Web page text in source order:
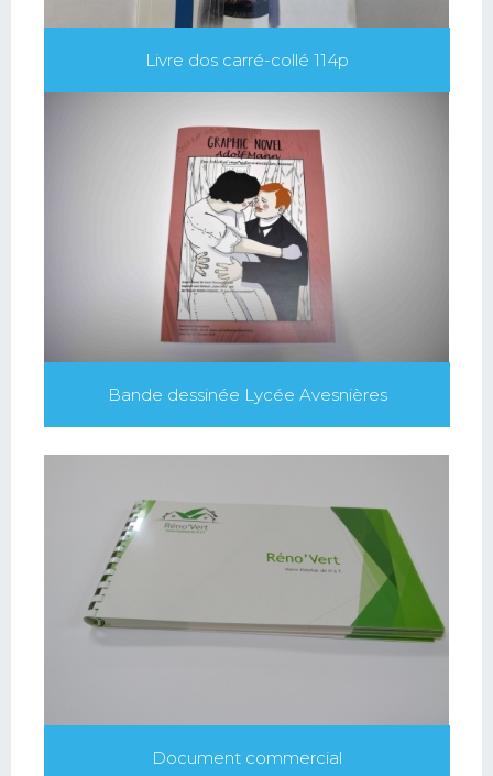
Livre dos carré-collé 114p
Bande dessinée Lycée Avesnières
Document commercial